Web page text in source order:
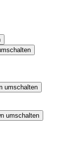
umschalten
umschalten